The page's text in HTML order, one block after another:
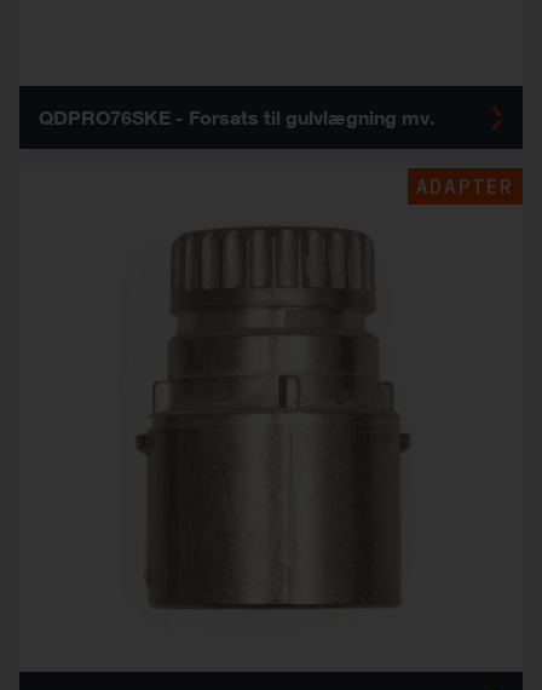
QDPRO76SKE - Forsats til gulvlægning mv.
ADAPTER